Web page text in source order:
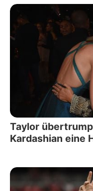
Taylor
Kardashian eine